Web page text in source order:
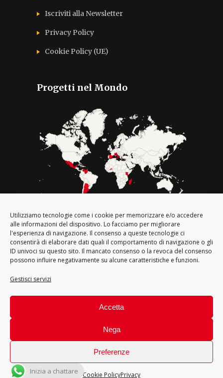
Utilizziamo tecnologie come i cookie per memorizzare e/o accedere
alle informazioni del dispositivo. Lo facciamo per migliorare
l'esperienza di navigazione. Il consenso a queste tecnologie ci
consentirà di elaborare dati quali il comportamento di navigazione o gli
ID univoci su questo sito. Il mancato consenso o la revoca del consenso
possono influire negativamente su alcune caratteristiche e funzioni.
Gestisci servizi
Accetta
Nega
Preferenze
Cookie PolicyPrivacy
Iscriviti alla Newsletter
Privacy Policy
Cookie Policy (UE)
Progetti nel Mondo
Le nostre sedi in Italia
Inizia a chattare